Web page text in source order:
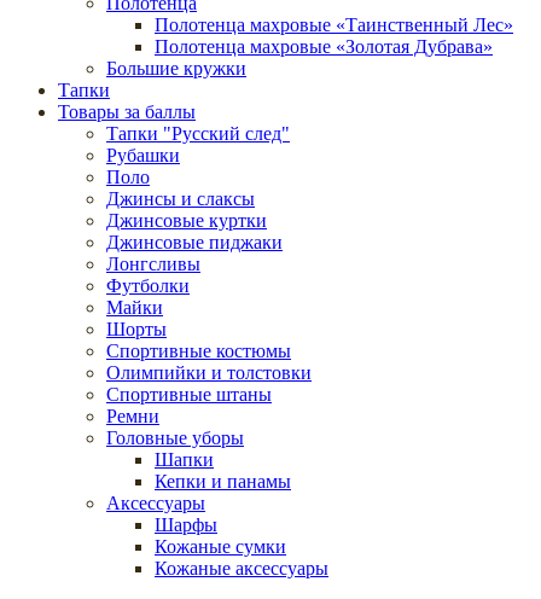
Полотенца махровые «Таинственный Лес»
Полотенца махровые «Золотая Дубрава»
Большие кружки
Тапки
Товары за баллы
Тапки "Русский след"
Рубашки
Поло
Джинсы и слаксы
Джинсовые куртки
Джинсовые пиджаки
Лонгсливы
Футболки
Майки
Шорты
Спортивные костюмы
Олимпийки и толстовки
Спортивные штаны
Ремни
Головные уборы
Шапки
Кепки и панамы
Аксессуары
Шарфы
Кожаные сумки
Кожаные аксессуары